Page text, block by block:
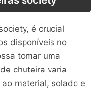
é crucial
disponíveis no
tomar uma
chuteira varia
material, solado e